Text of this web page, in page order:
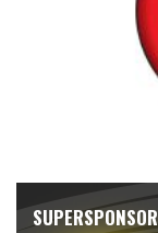
SUPERSPONSOR